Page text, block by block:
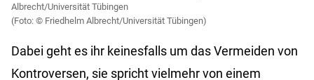
Albrecht/Universität Tübingen
Friedhelm Albrecht/Universität Tübingen)
Dabei geht es ihr keinesfalls um das Vermeiden von
Kontroversen, sie spricht vielmehr von einem